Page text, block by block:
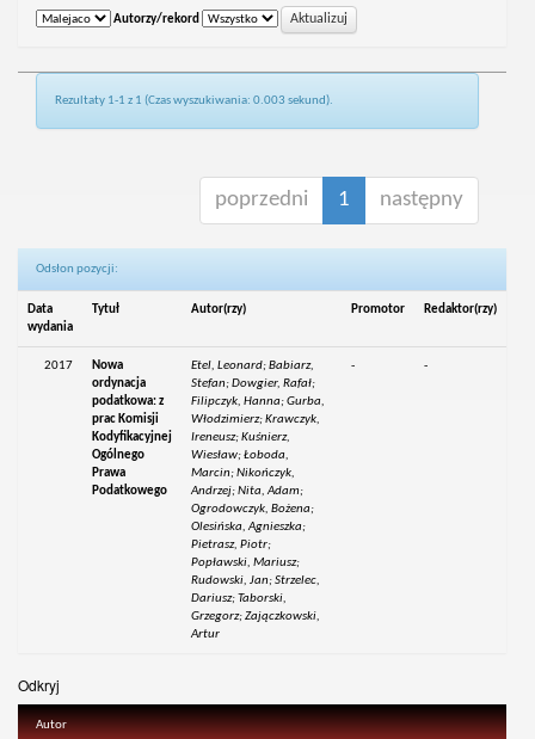
Autorzy/rekord
Rezultaty 1-1 z 1 (Czas wyszukiwania: 0.003 sekund).
poprzedni 1 następny
Odsłon pozycji:
Data
wydania
Tytuł Autor(rzy) Promotor Redaktor(rzy)
2017
Nowa
ordynacja
podatkowa: z
prac Komisji
Kodyfikacyjnej
Ogólnego
Prawa
Podatkowego
Etel, Leonard; Babiarz,
Stefan; Dowgier, Rafał;
Filipczyk, Hanna; Gurba,
Włodzimierz; Krawczyk,
Ireneusz; Kuśnierz,
Wiesław; Łoboda,
Marcin; Nikończyk,
Andrzej; Nita, Adam;
Ogrodowczyk, Bożena;
Olesińska, Agnieszka;
Pietrasz, Piotr;
Popławski, Mariusz;
Rudowski, Jan; Strzelec,
Dariusz; Taborski,
Grzegorz; Zajączkowski,
Artur
- -
Odkryj
Autor